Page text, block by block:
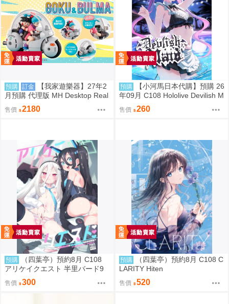
預購 訂金
【我家遊樂器】27年2
月預購 代理版 MH Desktop Real
McCoy 七龍珠 06 孫悟空&布瑪
限定復刻版
售價 2180
預購
【小河馬日本代購】預購 26
年09月 C108 Hololive Devilish M
aid 繪師:にゃろめ
售價 260
預購
（四葉亭）預約8月 C108
アリケイクエスト 半里バード9
售價 300
預購
（四葉亭）預約8月 C108 C
LARITY Hiten
售價 520